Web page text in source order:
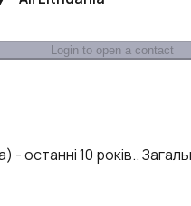
Login to open a contact
останні 10 років..